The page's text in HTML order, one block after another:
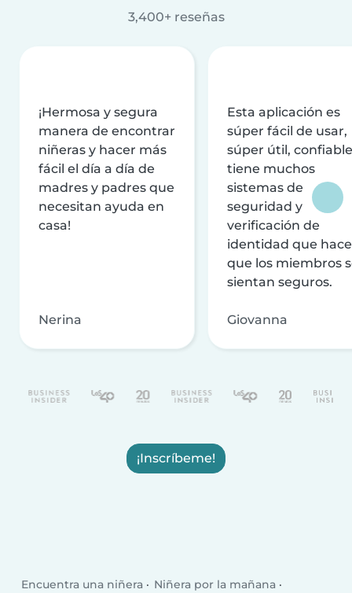
3,400+ reseñas
¡Hermosa y segura
manera de encontrar
niñeras y hacer más
fácil el día a día de
madres y padres que
necesitan ayuda en
casa!
Nerina
Esta aplicación es
súper fácil de usar,
súper útil,
tiene muchos
sistemas de
seguridad y
verificación de
identidad que
que los miembros
sientan seguros.
Giovanna
¡Inscríbeme!
Encuentra una niñera
Niñera por la mañana